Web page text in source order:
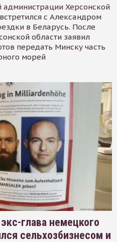
администрации Херсонской
с Александром
в Беларусь. После
области заявил
передать Минску часть
морей
глава немецкого
сельхозбизнесом и